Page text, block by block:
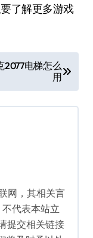
了解更多游戏
2077电梯怎么
用
网，其相关言
代表本站立
提交相关链接